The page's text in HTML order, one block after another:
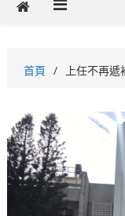
首頁 上任不再